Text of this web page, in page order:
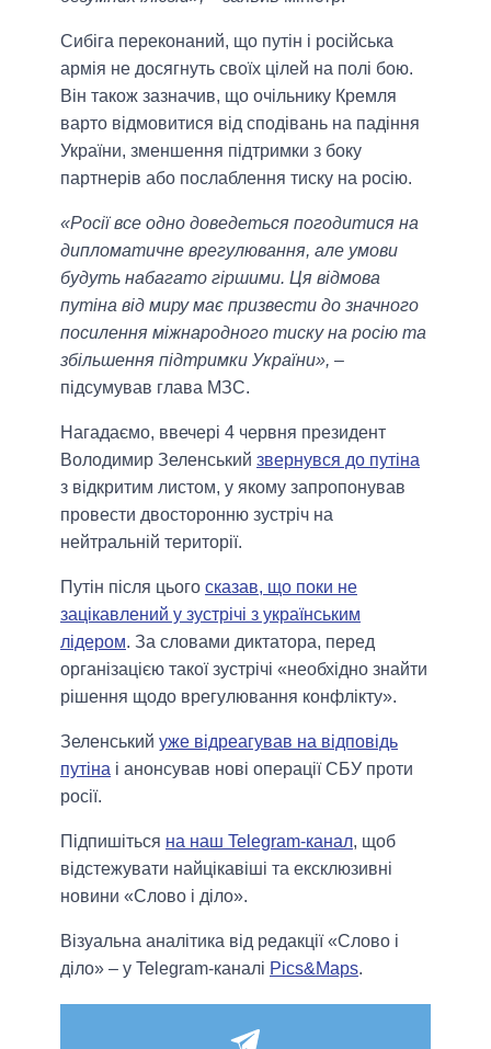
Сибіга переконаний, що путін і російська
армія не досягнуть своїх цілей на полі бою.
Він також зазначив, що очільнику Кремля
варто відмовитися від сподівань на падіння
України, зменшення підтримки з боку
партнерів або послаблення тиску на росію.
«Росії все одно доведеться погодитися на
дипломатичне врегулювання, але умови
будуть набагато гіршими. Ця відмова
путіна від миру має призвести до значного
посилення міжнародного тиску на росію та
збільшення підтримки України», –
підсумував глава МЗС.
Нагадаємо, ввечері 4 червня президент
Володимир Зеленський звернувся до путіна
з відкритим листом, у якому запропонував
провести двосторонню зустріч на
нейтральній території.
Путін після цього сказав, що поки не
зацікавлений у зустрічі з українським
лідером. За словами диктатора, перед
організацією такої зустрічі «необхідно знайти
рішення щодо врегулювання конфлікту».
Зеленський уже відреагував на відповідь
путіна і анонсував нові операції СБУ проти
росії.
Підпишіться на наш Telegram-канал, щоб
відстежувати найцікавіші та ексклюзивні
новини «Слово і діло».
Візуальна аналітика від редакції «Слово і
діло» – у Telegram-каналі Pics&Maps.